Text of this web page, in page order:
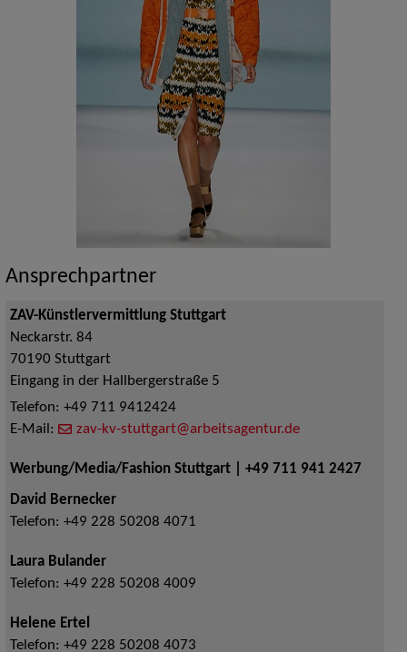
Ansprechpartner
ZAV-Künstlervermittlung Stuttgart
Neckarstr. 84
70190 Stuttgart
Eingang in der Hallbergerstraße 5
Telefon: +49 711 9412424
E-Mail:
zav-kv-stuttgart@arbeitsagentur.de
Werbung/Media/Fashion Stuttgart | +49 711 941 2427
David Bernecker
Telefon: +49 228 50208 4071
Laura Bulander
Telefon: +49 228 50208 4009
Helene Ertel
Telefon: +49 228 50208 4073